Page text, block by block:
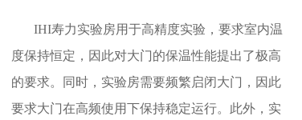
IHI寿力实验房用于高精度实验，要求室内温
度保持恒定，因此对大门的保温性能提出了极高
的要求。同时，实验房需要频繁启闭大门，因此
要求大门在高频使用下保持稳定运行。此外，实